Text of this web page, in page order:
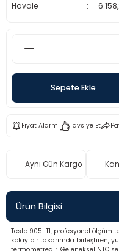
Havale
Sepete Ekle
Fiyat Alarmı Tavsiye Et
Aynı Gün Kargo
Ürün Bilgisi
Testo 905-T1, profesyonel ölçüm
kolay bir tasarımda birleştiren,